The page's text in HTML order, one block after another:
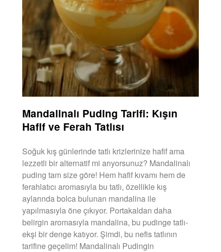
Mandalinalı Puding Tarifi: Kışın
Hafif ve Ferah Tatlısı
Soğuk kış günlerinde tatlı krizlerinize hafif ama
lezzetli bir alternatif mi arıyorsunuz? Mandalinalı
puding tam size göre! Hem hafif kıvamı hem de
ferahlatıcı aromasıyla bu tatlı, özellikle kış
aylarında bolca bulunan mandalina ile
yapılmasıyla öne çıkıyor. Portakaldan daha
belirgin aromasıyla mandalina, bu pudinge tatlı-
ekşi bir denge katıyor. Şimdi, bu nefis tatlının
tarifine geçelim! Mandalinalı Pudingin